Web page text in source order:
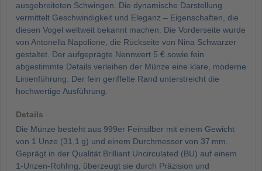
ausgebreiteten Schwingen. Die dynamische Darstellung
vermittelt Geschwindigkeit und Eleganz – Eigenschaften, die
diesen Vogel weltweit bekannt machen. Die Vorderseite wurde
von Antonella Napolione, die Rückseite von Nina Schwarzer
gestaltet. Der aufgeprägte Nennwert 5 € sowie fein
abgestimmte Details verleihen der Münze eine klare, moderne
Linienführung. Der fein geriffelte Rand unterstreicht die
hochwertige Ausführung.
Details
Die Münze besteht aus 999er Feinsilber mit einem Gewicht
von 1 Unze (31,1 g) und einem Durchmesser von 37 mm.
Geprägt in der Qualität Brilliant Uncirculated (BU) auf einem
1-Unzen-Rohling, überzeugt sie durch Präzision und